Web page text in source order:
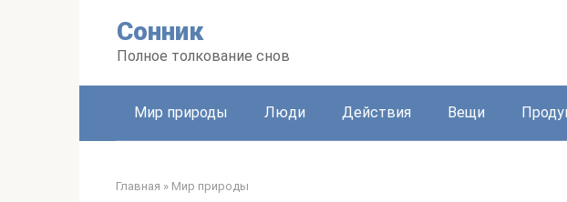
Сонник
Полное толкование снов
Мир природы Люди Действия Вещи
Главная » Мир природы